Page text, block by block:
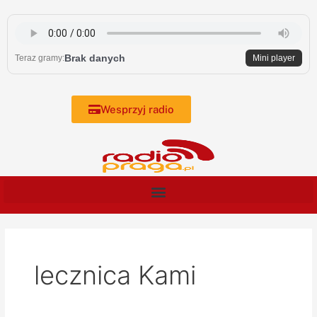
content
Teraz gramy:Brak danych Mini player
Wesprzyj radio
lecznica Kami